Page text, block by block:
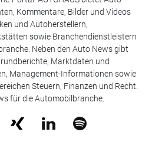
Kommentare, Bilder und Videos
und Autoherstellern,
sowie Branchendienstleistern
Neben den Auto News gibt
Marktdaten und
Management-Informationen sowie
Steuern, Finanzen und Recht.
für die Automobilbranche.